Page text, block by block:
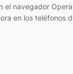
el navegador
en los teléfonos